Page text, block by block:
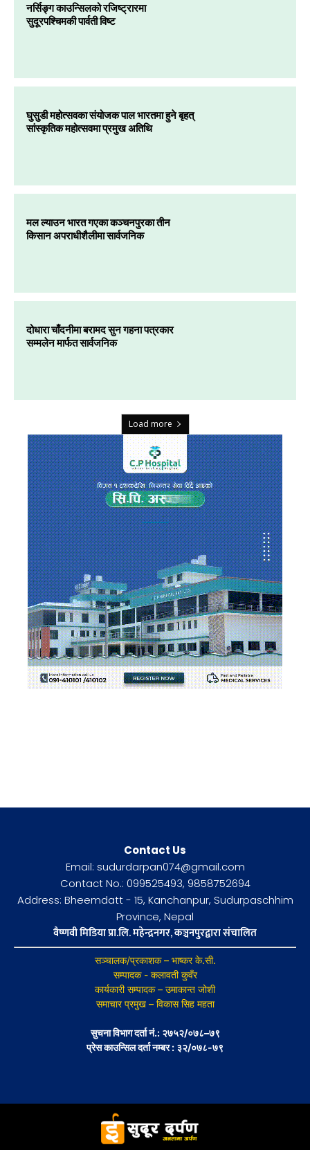
नर्सिङ्ग काउन्सिलको रजिष्ट्रारमा
सुदूरपश्चिमकी पार्वती विष्ट
घुसुडी महोत्सवका संयोजक पाल भारतमा हुने बृहत्
सांस्कृतिक महोत्सवमा प्रमुख अतिथि
मल ल्याउन भारत गएका कञ्चनपुरका तीन
किसान अपराधीशैलीमा सार्वजनिक
दोधारा चाँदनीमा बरामद सुन गहना पत्रकार
सम्मलेन मार्फत सार्वजनिक
Load more
Contact Us
Email: sudurdarpan074@gmail.com
Contact No.: 099525493, 9858752694
Address: Bheemdatt - 15, Kanchanpur, Sudurpaschhim
Province, Nepal
वैष्णवी मिडिया प्रा.लि. महेन्द्रनगर, कञ्चनपुरद्वारा संचालित
सञ्चालक/प्रकाशक – भाष्कर के.सी.
सम्पादक - कलावती कुवँर
कार्यकारी सम्पादक – उमाकान्त जोशी
समाचार प्रमुख – विकास सिह महता
सुचना विभाग दर्ता नं.: २७५२/०७८–७९
प्रेस काउन्सिल दर्ता नम्बर : ३२/०७८-७९